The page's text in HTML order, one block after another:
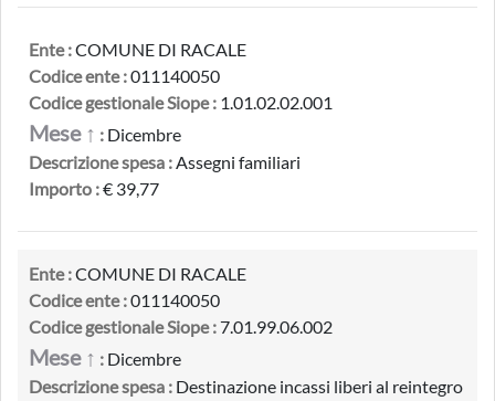
Ente :COMUNE DI RACALE
Codice ente :011140050
Codice gestionale Siope : 1.01.02.02.001
Mese ↑ : Dicembre
Descrizione spesa :Assegni familiari
Importo :€ 39,77
Ente :COMUNE DI RACALE
Codice ente :011140050
Codice gestionale Siope :7.01.99.06.002
Mese ↑ : Dicembre
Descrizione spesa : Destinazione incassi liberi al reintegro